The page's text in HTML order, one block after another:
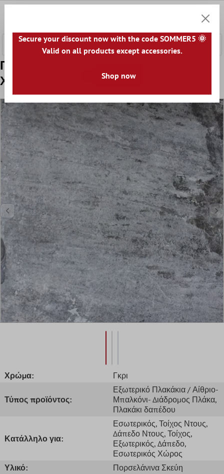
Πρότυπο Πλάκες Εράντας Colorado
Χρωματικό Παιχνίδι 60x60x2cm Γκρί
Χρώμα: Γκρι
Τύπος προϊόντος:
Εξωτερικό Πλακάκια / Αίθριο-
Μπαλκόνι- Διάδρομος Πλάκα,
Πλακάκι δαπέδου
Κατάλληλο για:
Εσωτερικός, Τοίχος Ντους,
Δάπεδο Ντους, Τοίχος,
Εξωτερικός, Δάπεδο,
Εσωτερικός Χώρος
Υλικό:
Πορσελάνινα Σκεύη
Secure your discount now with the code SOMMER5 🌞
Valid on all products except accessories.
Shop now